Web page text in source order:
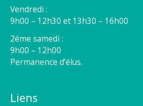
Vendredi :
9h00 – 12h30 et 13h30 – 16h00
2éme samedi :
9h00 – 12h00
Permanence d’élus.
Liens